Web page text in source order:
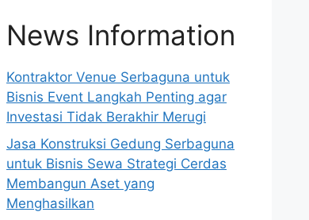
News Information
Kontraktor Venue Serbaguna untuk
Bisnis Event Langkah Penting agar
Investasi Tidak Berakhir Merugi
Jasa Konstruksi Gedung Serbaguna
untuk Bisnis Sewa Strategi Cerdas
Membangun Aset yang
Menghasilkan